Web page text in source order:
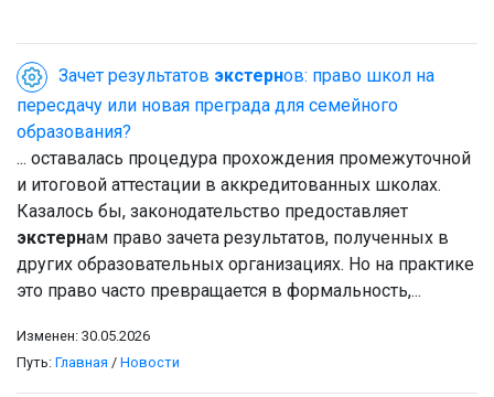
Зачет результатов экстернов: право школ на
пересдачу или новая преграда для семейного
образования?
... оставалась процедура прохождения промежуточной
и итоговой аттестации в аккредитованных школах.
Казалось бы, законодательство предоставляет
экстернам право зачета результатов, полученных в
других образовательных организациях. Но на практике
это право часто превращается в формальность,...
Изменен: 30.05.2026
Путь: Главная / Новости